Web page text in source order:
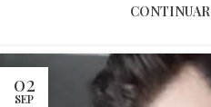
02
SEP